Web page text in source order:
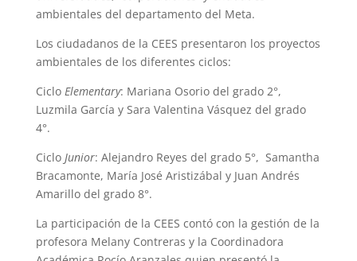
ambientales del departamento del Meta.
Los ciudadanos de la CEES presentaron los proyectos
ambientales de los diferentes ciclos:
Ciclo Elementary: Mariana Osorio del grado 2°,
Luzmila García y Sara Valentina Vásquez del grado
4°.
Ciclo Junior: Alejandro Reyes del grado 5°, Samantha
Bracamonte, María José Aristizábal y Juan Andrés
Amarillo del grado 8°.
La participación de la CEES contó con la gestión de la
profesora Melany Contreras y la Coordinadora